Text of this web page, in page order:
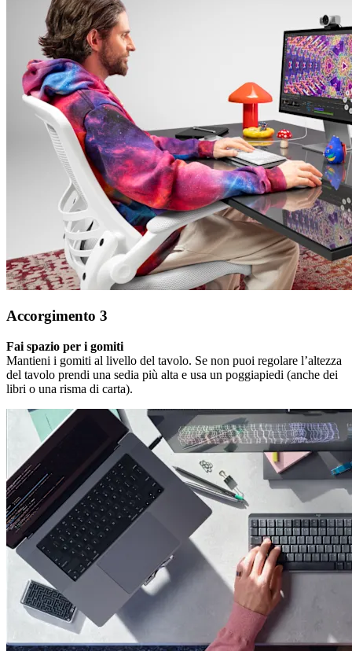
Accorgimento 3
Fai spazio per i gomiti
Mantieni i gomiti al livello del tavolo. Se non puoi regolare l’altezza
del tavolo prendi una sedia più alta e usa un poggiapiedi (anche dei
libri o una risma di carta).